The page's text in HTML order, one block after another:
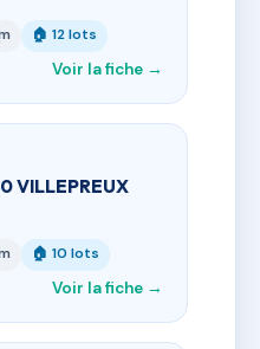
🏠 12 lots
Voir la fiche →
VILLEPREUX
🏠 10 lots
Voir la fiche →